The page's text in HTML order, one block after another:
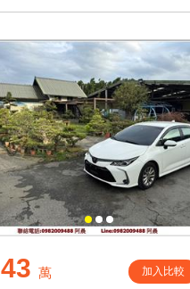
43 萬 加入比較